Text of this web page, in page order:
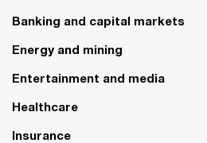
Banking and capital markets
Energy and mining
Entertainment and media
Healthcare
Insurance